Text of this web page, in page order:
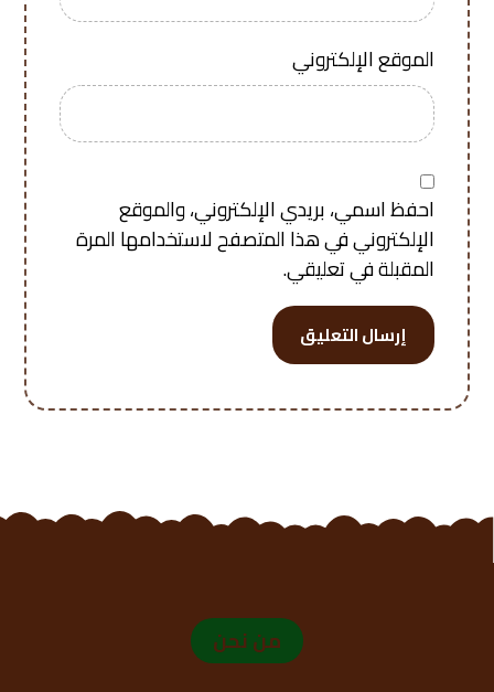
الموقع الإلكتروني
احفظ اسمي، بريدي الإلكتروني، والموقع
الإلكتروني في هذا المتصفح لاستخدامها المرة
المقبلة في تعليقي.
إرسال التعليق
من نحن